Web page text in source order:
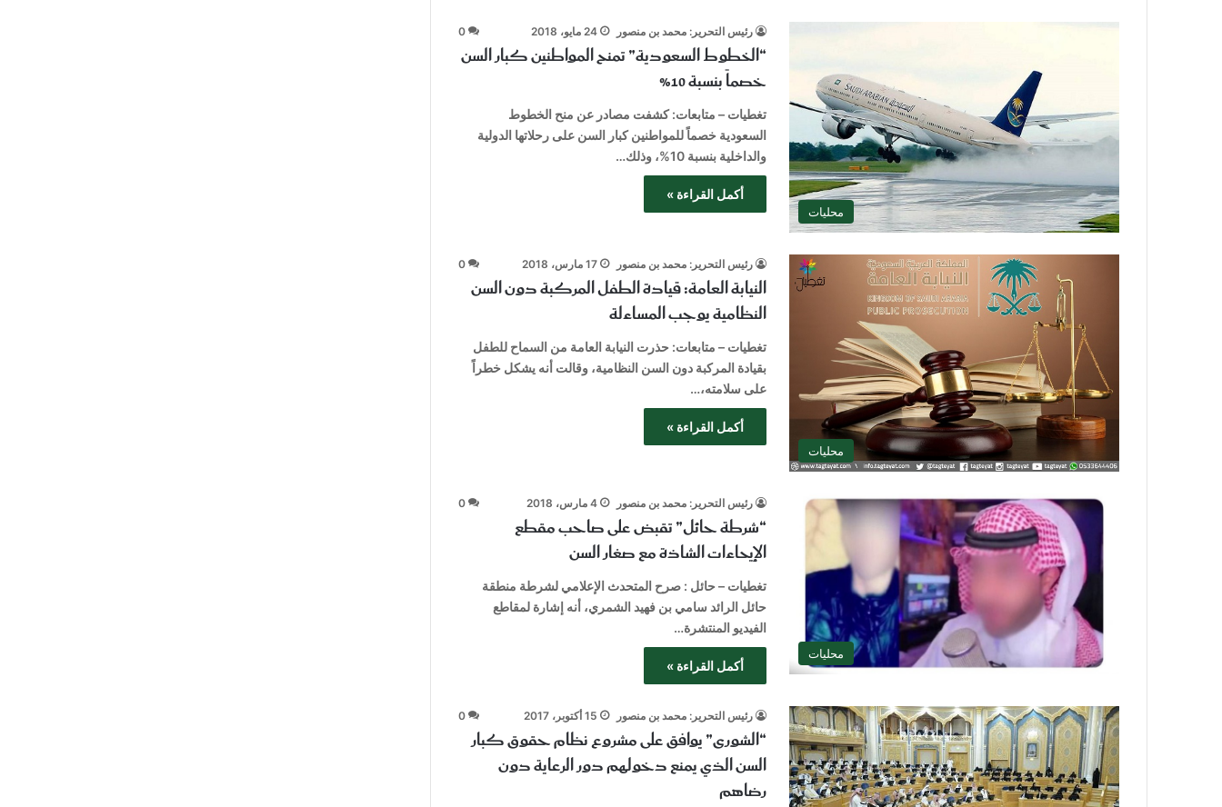
محليات
رئيس التحرير: محمد بن منصور 24 مايو، 2018 0
“الخطوط السعودية” تمنح المواطنين كبار السن
خصماً بنسبة 10%
تغطيات – متابعات: كشفت مصادر عن منح الخطوط
السعودية خصماً للمواطنين كبار السن على رحلاتها الدولية
والداخلية بنسبة 10%، وذلك…
أكمل القراءة »
محليات
رئيس التحرير: محمد بن منصور 17 مارس، 2018 0
النيابة العامة: قيادة الطفل المركبة دون السن
النظامية يوجب المساءلة
تغطيات – متابعات: حذرت النيابة العامة من السماح للطفل
بقيادة المركبة دون السن النظامية، وقالت أنه يشكل خطراً
على سلامته،…
أكمل القراءة »
محليات
رئيس التحرير: محمد بن منصور 4 مارس، 2018 0
“شرطة حائل” تقبض على صاحب مقطع
الإيحاءات الشاذة مع صغار السن
تغطيات – حائل : صرح المتحدث الإعلامي لشرطة منطقة
حائل الرائد سامي بن فهيد الشمري، أنه إشارة لمقاطع
الفيديو المنتشرة…
أكمل القراءة »
رئيس التحرير: محمد بن منصور 15 أكتوبر، 2017 0
“الشورى” يوافق على مشروع نظام حقوق كبار
السن الذي يمنع دخولهم دور الرعاية دون
رضاهم